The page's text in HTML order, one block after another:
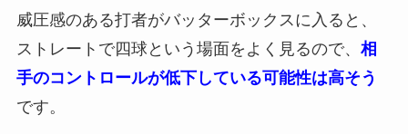
威圧感のある打者がバッターボックスに入ると、
ストレートで四球という場面をよく見るので、 相
手のコントロールが低下している可能性は高そう
です。